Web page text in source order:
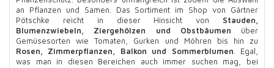
an Pflanzen und Samen. Das Sortiment im Shop von Gärtner
Pötschke reicht in dieser Hinsicht von Stauden,
Blumenzwiebeln, Ziergehölzen und Obstbäumen über
Gemüsesorten wie Tomaten, Gurken und Möhren bis hin zu
Rosen, Zimmerpflanzen, Balkon und Sommerblumen. Egal,
was man in diesen Bereichen auch immer suchen mag, bei